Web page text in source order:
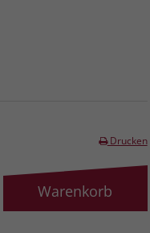
Drucken
Warenkorb